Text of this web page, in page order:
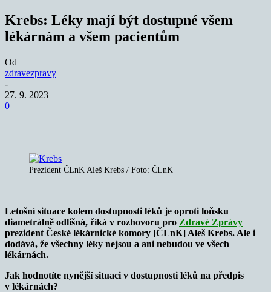
Krebs: Léky mají být dostupné všem
lékárnám a všem pacientům
Od
zdravezpravy
-
27. 9. 2023
0
Prezident ČLnK Aleš Krebs / Foto: ČLnK
Letošní situace kolem dostupnosti léků je oproti loňsku
diametrálně odlišná, říká v rozhovoru pro Zdravé Zprávy
prezident České lékárnické komory [ČLnK] Aleš Krebs. Ale i
dodává, že všechny léky nejsou a ani nebudou ve všech
lékárnách.
Jak hodnotíte nynější situaci v dostupnosti léků na předpis
v lékárnách?